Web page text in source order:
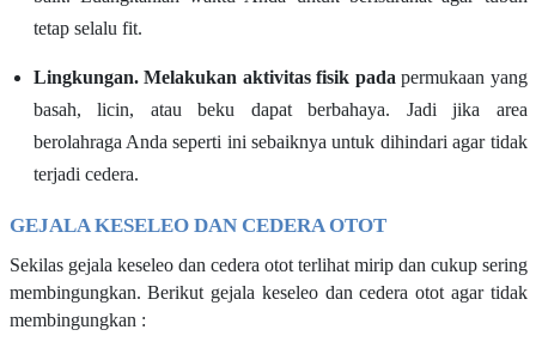
tetap selalu fit.
Lingkungan. Melakukan aktivitas fisik pada permukaan yang
basah, licin, atau beku dapat berbahaya. Jadi jika area
berolahraga Anda seperti ini sebaiknya untuk dihindari agar tidak
terjadi cedera.
GEJALA KESELEO DAN CEDERA OTOT
Sekilas gejala keseleo dan cedera otot terlihat mirip dan cukup sering
membingungkan. Berikut gejala keseleo dan cedera otot agar tidak
membingungkan :